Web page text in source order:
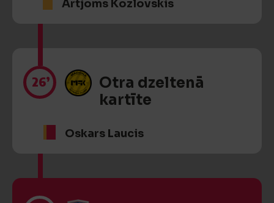
Artjoms Kozlovskis
26’
Otra dzeltenā
kartīte
Oskars Laucis